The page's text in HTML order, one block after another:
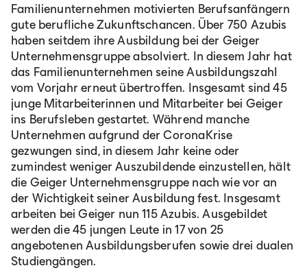
Familienunternehmen motivierten Berufsanfängern
gute berufliche Zukunftschancen. Über 750 Azubis
haben seitdem ihre Ausbildung bei der Geiger
Unternehmensgruppe absolviert. In diesem Jahr hat
das Familienunternehmen seine Ausbildungszahl
vom Vorjahr erneut übertroffen. Insgesamt sind 45
junge Mitarbeiterinnen und Mitarbeiter bei Geiger
ins Berufsleben gestartet. Während manche
Unternehmen aufgrund der CoronaKrise
gezwungen sind, in diesem Jahr keine oder
zumindest weniger Auszubildende einzustellen, hält
die Geiger Unternehmensgruppe nach wie vor an
der Wichtigkeit seiner Ausbildung fest. Insgesamt
arbeiten bei Geiger nun 115 Azubis. Ausgebildet
werden die 45 jungen Leute in 17 von 25
angebotenen Ausbildungsberufen sowie drei dualen
Studiengängen.